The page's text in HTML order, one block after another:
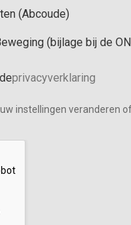
(Abcoude)
(bijlage bij de
privacyverklaring
instellingen veranderen